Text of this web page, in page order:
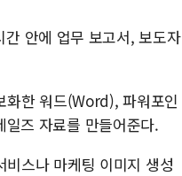
안에 업무 보고서, 보도자
화한 워드(Word), 파워포인
즈 자료를 만들어준다.
스나 마케팅 이미지 생성